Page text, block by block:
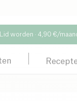
Lid worden · 4,90 €/